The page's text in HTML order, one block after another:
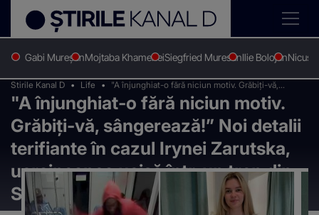
Gabi MureșanMojtaba KhameneiSiegfried MuresanIlie Bolojan
Stirile Kanal D Life
"A înjunghiat-o fără niciun motiv. Grăbiți-vă,
sângerează!” Noi detalii terifiante în cazul Irynei
Zarutska, ucraineanca ucisă într-un tren din SUA
"A înjunghiat-o fără niciun motiv.
Grăbiți-vă, sângerează!” Noi detalii
terifiante în cazul Irynei Zarutska,
ucraineanca ucisă într-un tren din
SUA